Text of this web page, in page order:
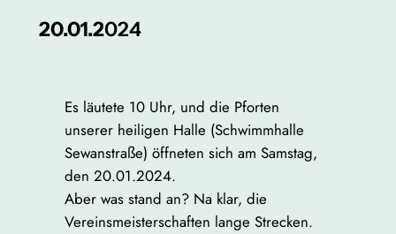
20.01.2024
Es läutete 10 Uhr, und die Pforten
unserer heiligen Halle (Schwimmhalle
Sewanstraße) öffneten sich am Samstag,
den 20.01.2024.
Aber was stand an? Na klar, die
Vereinsmeisterschaften lange Strecken.